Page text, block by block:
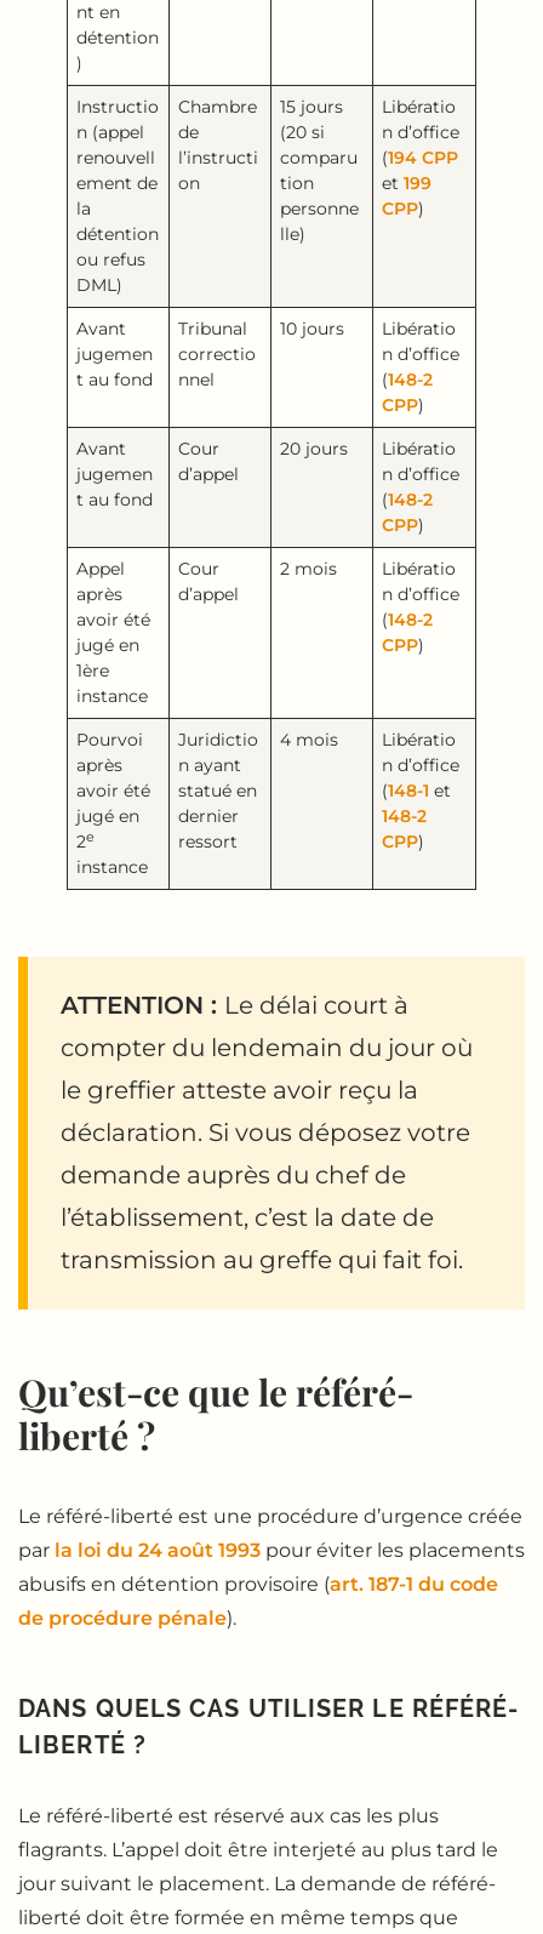
nt en
détention
)
Instructio
n (appel
renouvell
ement de
la
détention
ou refus
DML)
Chambre
de
l’instructi
on
15 jours
(20 si
comparu
tion
personne
lle)
Libératio
n d’office
(194 CPP
et199
CPP)
Avant
jugemen
t au fond
Tribunal
correctio
nnel
10 jours
Libératio
n d’office
(148-2
CPP)
Avant
jugemen
t au fond
Cour
d’appel
20 jours
Libératio
n d’office
(148-2
CPP)
Appel
après
avoir été
jugé en
1ère
instance
Cour
d’appel
2 mois
Libératio
n d’office
(148-2
CPP)
Pourvoi
après
avoir été
jugé en
2e
instance
Juridictio
n ayant
statué en
dernier
ressort
4 mois
Libératio
n d’office
(148-1 et
148-2
CPP)
ATTENTION : Le délai court à
compter du lendemain du jour où
le greffier atteste avoir reçu la
déclaration. Si vous déposez votre
demande auprès du chef de
l’établissement, c’est la date de
transmission au greffe qui fait foi.
Qu’est-ce que le référé-
liberté ?
Le référé-liberté est une procédure d’urgence créée
par la loi du 24 août 1993 pour éviter les placements
abusifs en détention provisoire (art. 187-1 du code
de procédure pénale).
DANS QUELS CAS UTILISER LE RÉFÉRÉ-
LIBERTÉ ?
Le référé-liberté est réservé aux cas les plus
flagrants. L’appel doit être interjeté au plus tard le
jour suivant le placement. La demande de référé-
liberté doit être formée en même temps que